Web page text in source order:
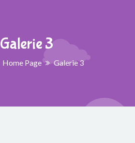
Galerie 3
Home Page Galerie 3